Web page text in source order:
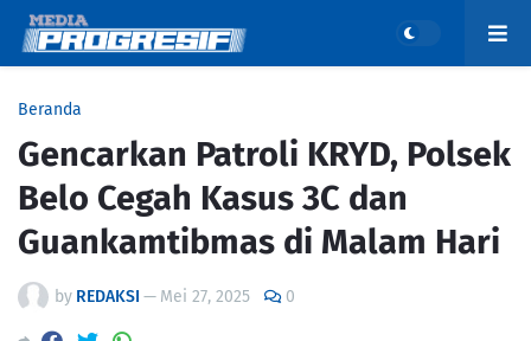
Beranda
Gencarkan Patroli KRYD, Polsek
Belo Cegah Kasus 3C dan
Guankamtibmas di Malam Hari
by REDAKSI — Mei 27, 2025 0